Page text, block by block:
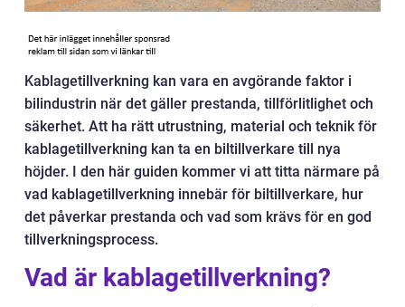
Kablagetillverkning kan vara en avgörande faktor i
bilindustrin när det gäller prestanda, tillförlitlighet och
säkerhet. Att ha rätt utrustning, material och teknik för
kablagetillverkning kan ta en biltillverkare till nya
höjder. I den här guiden kommer vi att titta närmare på
vad kablagetillverkning innebär för biltillverkare, hur
det påverkar prestanda och vad som krävs för en god
tillverkningsprocess.
Vad är kablagetillverkning?